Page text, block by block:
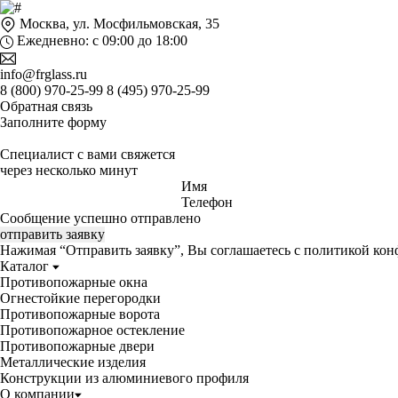
Москва, ул. Мосфильмовская, 35
Ежедневно: с 09:00 до 18:00
info@frglass.ru
8 (800) 970-25-99 8 (495) 970-25-99
Обратная связь
Заполните форму
Специалист с вами свяжется
через несколько минут
Имя
Телефон
Сообщение успешно отправлено
отправить заявку
Нажимая “Отправить заявку”, Вы соглашаетесь с политикой
Каталог
Противопожарные окна
Огнестойкие перегородки
Противопожарные ворота
Противопожарное остекление
Противопожарные двери
Металлические изделия
Конструкции из алюминиевого профиля
О компании